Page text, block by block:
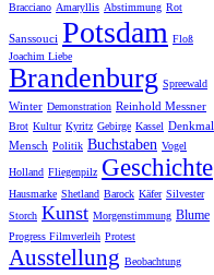
Bracciano Amaryllis Abstimmung Rot
Sanssouci Potsdam Floß
Joachim Liebe
Brandenburg Spreewald
Winter Demonstration Reinhold Messner
Brot Kultur Kyritz Gebirge Kassel Denkmal
Mensch Politik Buchstaben Vogel
Holland Fliegenpilz Geschichte
Hausmarke Shetland Barock Käfer Silvester
Storch Kunst Morgenstimmung Blume
Progress Filmverleih Protest
Ausstellung Beobachtung